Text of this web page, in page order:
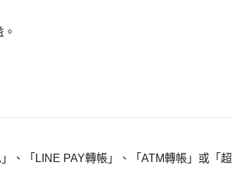
、「LINE PAY轉帳」、「ATM轉帳」或